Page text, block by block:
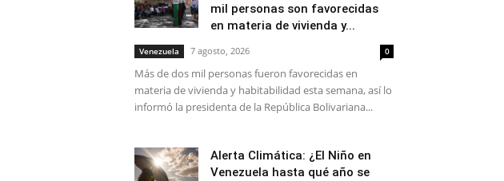
mil personas son favorecidas
en materia de vivienda y...
Venezuela 7 agosto, 2026 0
Más de dos mil personas fueron favorecidas en
materia de vivienda y habitabilidad esta semana, así lo
informó la presidenta de la República Bolivariana...
Alerta Climática: ¿El Niño en
Venezuela hasta qué año se